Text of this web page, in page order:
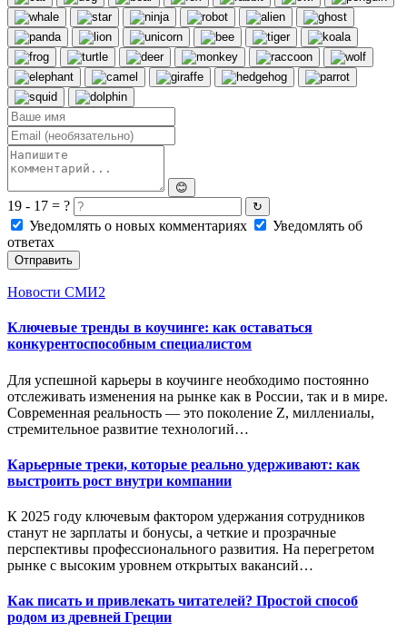
😊
19 - 17 = ? ↻
Уведомлять о новых комментариях
Уведомлять об
ответах
Отправить
Новости СМИ2
Ключевые тренды в коучинге: как оставаться
конкурентоспособным специалистом
Для успешной карьеры в коучинге необходимо постоянно
отслеживать изменения на рынке как в России, так и в мире.
Современная реальность — это поколение Z, миллениалы,
стремительное развитие технологий…
Карьерные треки, которые реально удерживают: как
выстроить рост внутри компании
К 2025 году ключевым фактором удержания сотрудников
станут не зарплаты и бонусы, а четкие и прозрачные
перспективы профессионального развития. На перегретом
рынке с высоким уровнем открытых вакансий…
Как писать и привлекать читателей? Простой способ
родом из древней Греции